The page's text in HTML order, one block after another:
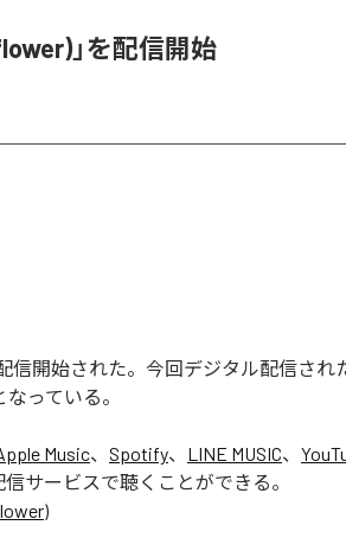
」を配信開始
信開始された。今回デジタル配信され
っている。
Music、 Spotify、 LINE MUSIC、
サービスで聴くことができる。